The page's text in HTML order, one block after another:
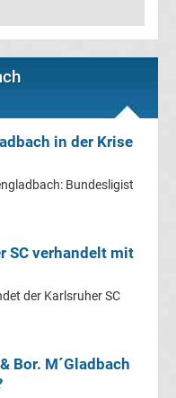
in der Krise
Bundesligist
SC verhandelt mit
der Karlsruher SC
Bor. M´Gladbach